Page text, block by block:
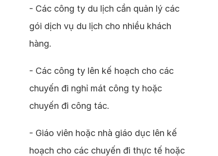
- Các công ty du lịch cần quản lý các
gói dịch vụ du lịch cho nhiều khách
hàng.
- Các công ty lên kế hoạch cho các
chuyến đi nghỉ mát công ty hoặc
chuyến đi công tác.
- Giáo viên hoặc nhà giáo dục lên kế
hoạch cho các chuyến đi thực tế hoặc